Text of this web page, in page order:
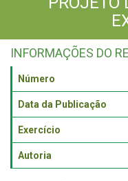
INFORMAÇÕES DO
Número
Data da Publicação
Exercício
Autoria